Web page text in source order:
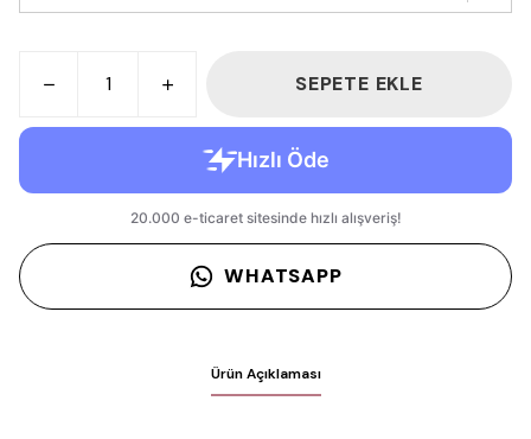
SEPETE EKLE
WHATSAPP
Ürün Açıklaması